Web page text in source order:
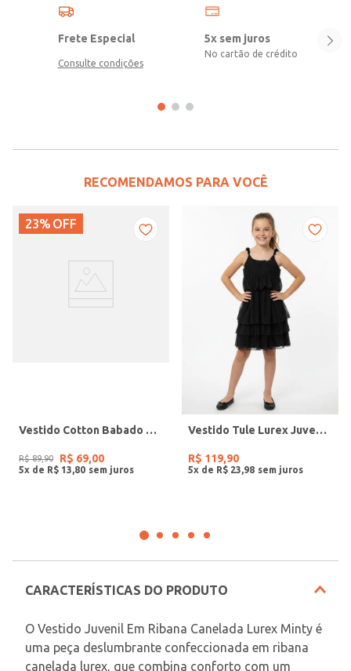
Frete Especial
Consulte condições
5x sem juros
No cartão de crédito
RECOMENDAMOS PARA VOCÊ
23% OFF
Vestido Cotton Babado Kid+ Infantil Para Menina - BEGE
R$ 89,90 R$ 69,00
5x de R$ 13 80
Vestido Tule Lurex Juvenil Para Menina - PRETO
R$ 119,90
5x de R$ 23 98
CARACTERÍSTICAS DO PRODUTO
O Vestido Juvenil Em Ribana Canelada Lurex Minty é
uma peça deslumbrante confeccionada em ribana
canelada lurex, que combina conforto com um